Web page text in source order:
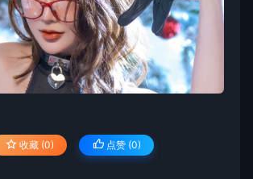
收藏 (0) 点赞 (0)